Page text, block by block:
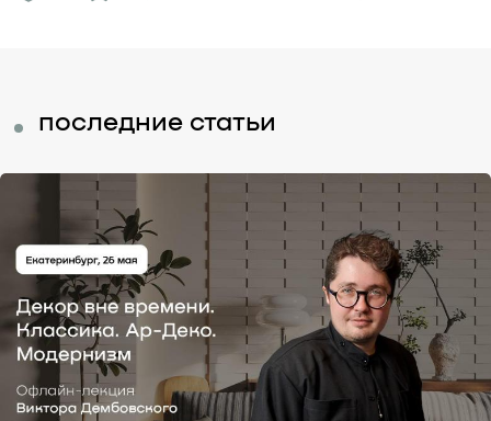
последние статьи